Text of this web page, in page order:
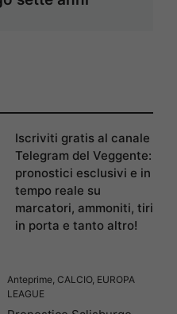
Iscriviti gratis al canale
Telegram del Veggente:
pronostici esclusivi e in
tempo reale su
marcatori, ammoniti, tiri
in porta e tanto altro!
Anteprime, CALCIO, EUROPA
LEAGUE